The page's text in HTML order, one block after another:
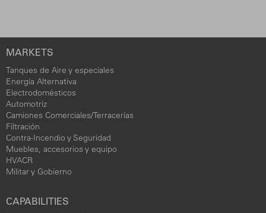
MARKETS
Tanques de Aire y especiales
Energía Alternativa
Electrodomésticos
Automotriz
Camiones Comerciales/Terracerías
Filtración
Contra-Incendio y Seguridad
Muebles, accesorios y equipo
HVACR
Militar y Gobierno
CAPABILITIES